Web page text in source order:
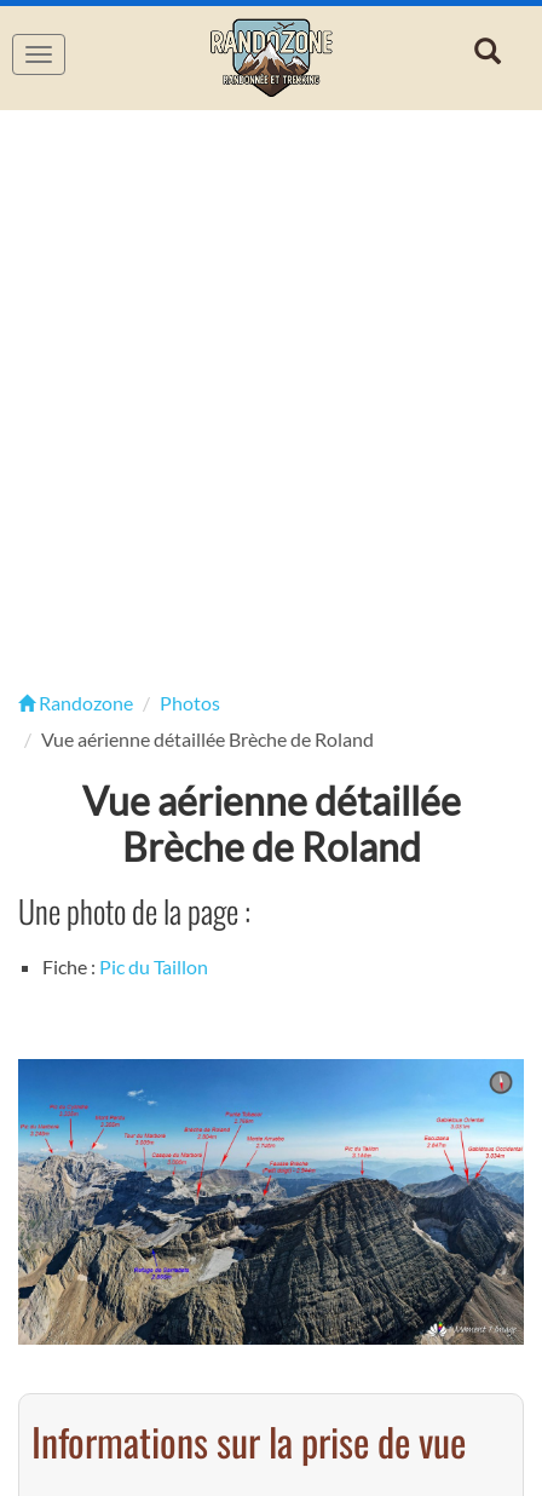
Navigation
Randozone
Photos
Vue aérienne détaillée Brèche de Roland
Vue aérienne détaillée
Brèche de Roland
Une photo de la page :
Fiche : Pic du Taillon
Informations sur la prise de vue